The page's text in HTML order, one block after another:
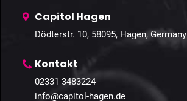
Capitol Hagen
Dödterstr. 10, 58095, Hagen, Germany
Kontakt
02331 3483224
info@capitol-hagen.de